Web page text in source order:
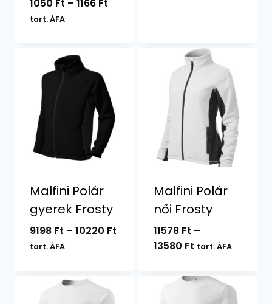
1050 Ft – 1166 Ft
tart. ÁFA
Malfini Polár
gyerek Frosty
9198 Ft – 10220 FtÁrtartomány:
tart. ÁFA
Malfini Polár
női Frosty
11578 Ft –
13580 FtÁrtartomány:
-
13580 Ft
tart. ÁFA